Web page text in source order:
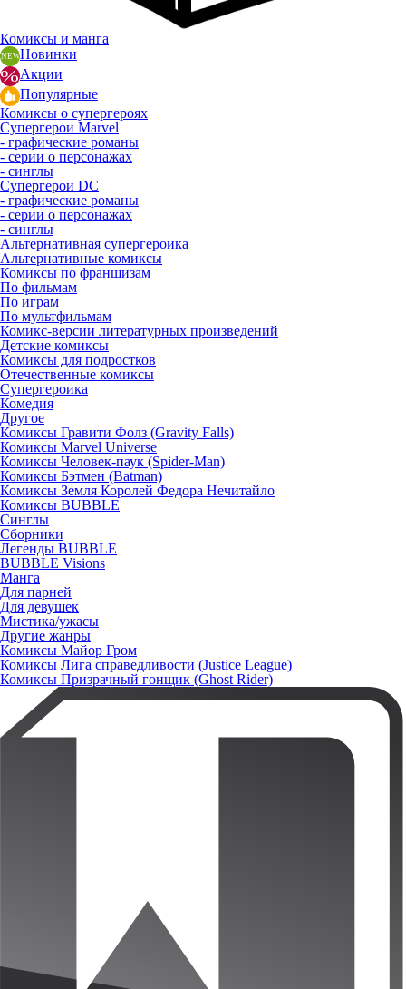
Комиксы и манга
Новинки
Акции
Популярные
Комиксы о супергероях
Супергерои Marvel
- графические романы
- серии о персонажах
- синглы
Супергерои DC
- графические романы
- серии о персонажах
- синглы
Альтернативная супергероика
Альтернативные комиксы
Комиксы по франшизам
По фильмам
По играм
По мультфильмам
Комикс-версии литературных произведений
Детские комиксы
Комиксы для подростков
Отечественные комиксы
Супергероика
Комедия
Другое
Комиксы Гравити Фолз (Gravity Falls)
Комиксы Marvel Universe
Комиксы Человек-паук (Spider-Man)
Комиксы Бэтмен (Batman)
Комиксы Земля Королей Федора Нечитайло
Комиксы BUBBLE
Синглы
Сборники
Легенды BUBBLE
BUBBLE Visions
Манга
Для парней
Для девушек
Мистика/ужасы
Другие жанры
Комиксы Майор Гром
Комиксы Лига справедливости (Justice League)
Комиксы Призрачный гонщик (Ghost Rider)